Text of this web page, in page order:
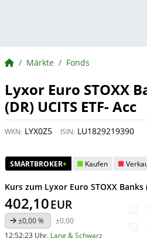
BörsenNEWS.de
Märkte Fonds
Lyxor Euro STOXX
(DR) UCITS ETF- Acc
WKN: LYX0Z5 ISIN: LU1829219390
SMARTBROKER+ Kaufen
Kurs zum Lyxor Euro STOXX Banks
402,10EUR
±0,00 %
±0,00
12:52:23 Uhr, Lang & Schwarz